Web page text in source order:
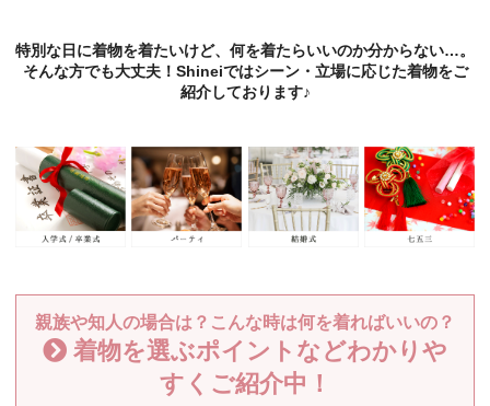
特別な日に着物を着たいけど、何を着たらいいのか分からない…。
そんな方でも大丈夫！Shineiではシーン・立場に応じた着物をご
紹介しております♪
親族や知人の場合は？こんな時は何を着ればいいの？
着物を選ぶポイントなどわかりや
すくご紹介中！